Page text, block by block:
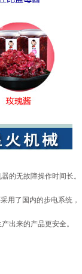
的无故障操作时间长。
用了国内的步电系统，
出来的产品更安全。